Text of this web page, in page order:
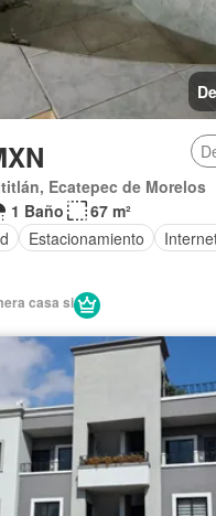
Ecatepec de Morelos
1 Baño
67 m²
Estacionamiento
casa si